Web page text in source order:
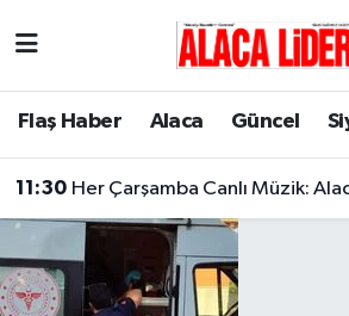
Flaş Haber Alaca Güncel
11:30 Her Çarşamba Canlı Müzik: Alacalılar
Çorum Nöbetçi Eczaneler
Çorum Trafik Yoğunluk Haritası